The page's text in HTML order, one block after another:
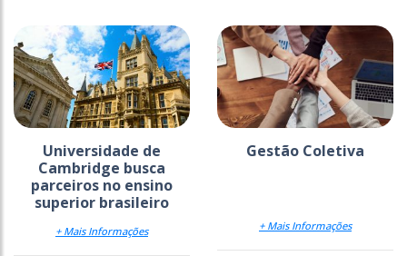
Universidade de
Cambridge busca
parceiros no ensino
superior brasileiro
+ Mais Informações
Gestão Coletiva
+ Mais Informações